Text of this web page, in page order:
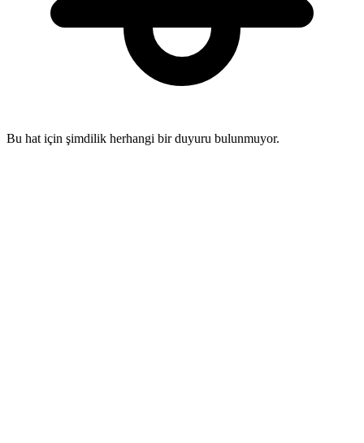
Bu hat için şimdilik herhangi bir duyuru bulunmuyor.